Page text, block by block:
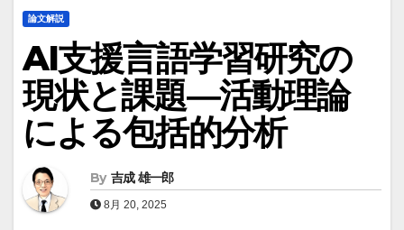
論文解説
AI支援言語学習研究の
現状と課題―活動理論
による包括的分析
By 吉成 雄一郎
8月 20, 2025